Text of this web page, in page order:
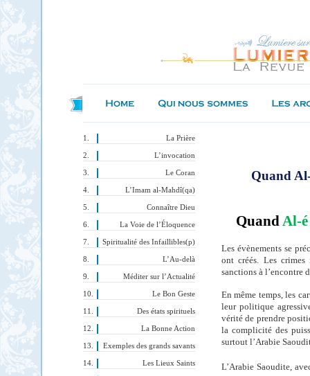
La Prière
L’invocation
Le Coran
L’Imam al-Mahdî(qa)
Connaître Dieu
La Voie de l’Éloquence
Spiritualité des Infaillibles(p)
L’Au-delà
Méditer sur l’Actualité
Le Bon Geste
Des états spirituels
La Bonne Action
Exemples des grands savants
Les Lieux Saints
Quand
QuandAl-
Les évènements se
ont créés. Les
sanctions à l’encontre
En même temps, les
leur politique
vérité de prendre
la complicité des
surtout l’Arabie
L’Arabie Saoudite,